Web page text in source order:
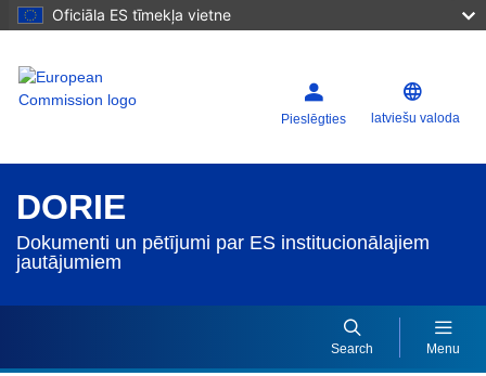
Oficiāla ES tīmekļa vietne
Pieslēgties latviešu valoda
DORIE
Dokumenti un pētījumi par ES institucionālajiem
jautājumiem
Search Menu